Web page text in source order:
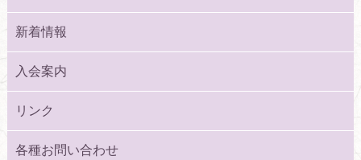
新着情報
入会案内
リンク
各種お問い合わせ